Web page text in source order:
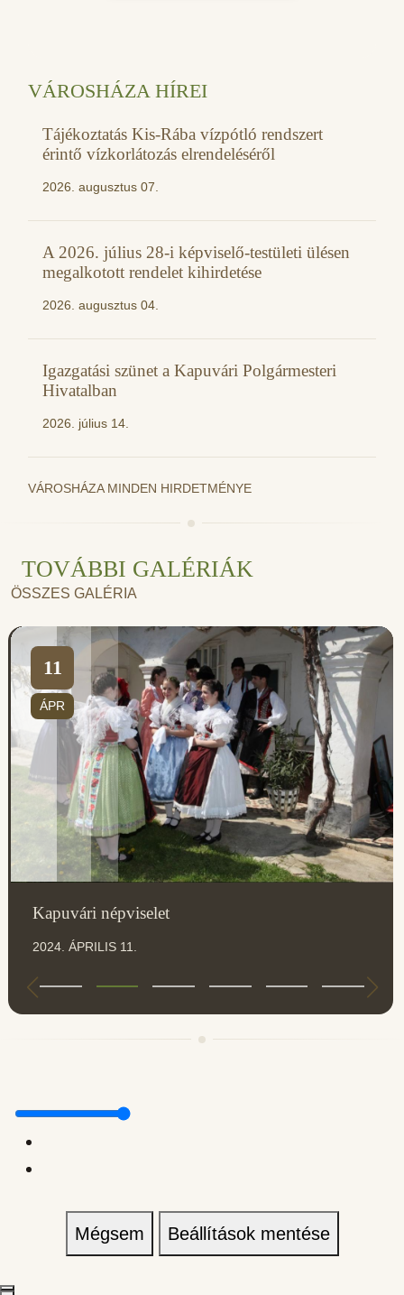
VÁROSHÁZA HÍREI
Tájékoztatás Kis-Rába vízpótló rendszert
érintő vízkorlátozás elrendeléséről
2026. augusztus 07.
A 2026. július 28-i képviselő-testületi ülésen
megalkotott rendelet kihirdetése
2026. augusztus 04.
Igazgatási szünet a Kapuvári Polgármesteri
Hivatalban
2026. július 14.
VÁROSHÁZA MINDEN HIRDETMÉNYE
TOVÁBBI GALÉRIÁK
ÖSSZES GALÉRIA
11
ÁPR
Kapuvári népviselet
2024. ÁPRILIS 11.
Mégsem Beállítások mentése